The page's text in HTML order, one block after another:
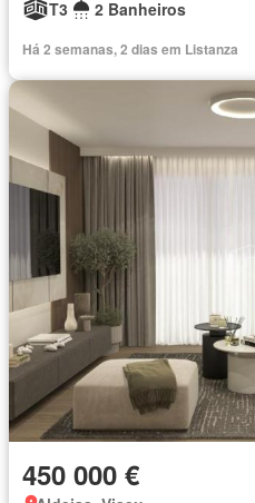
T3
2 Banheiros
Há 2 semanas, 2 dias em Listanza
450 000 €